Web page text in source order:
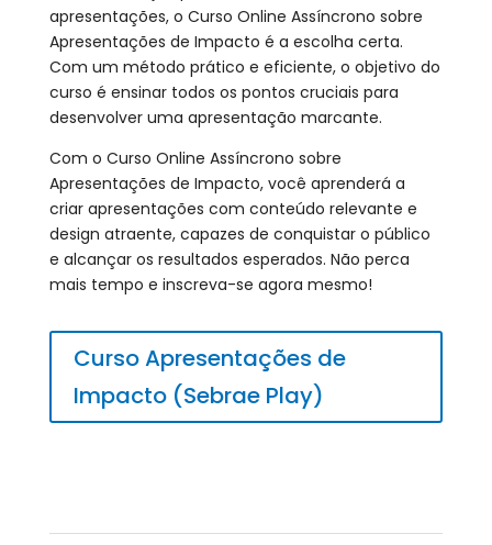
apresentações, o Curso Online Assíncrono sobre
Apresentações de Impacto é a escolha certa.
Com um método prático e eficiente, o objetivo do
curso é ensinar todos os pontos cruciais para
desenvolver uma apresentação marcante.
Com o Curso Online Assíncrono sobre
Apresentações de Impacto, você aprenderá a
criar apresentações com conteúdo relevante e
design atraente, capazes de conquistar o público
e alcançar os resultados esperados. Não perca
mais tempo e inscreva-se agora mesmo!
Curso Apresentações de
Impacto (Sebrae Play)